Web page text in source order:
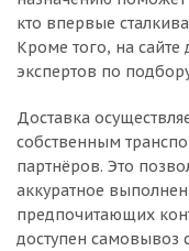
кто впервые
Кроме того, на сайте
экспертов по
Доставка
собственным
партнёров. Это
аккуратное
предпочитающих
доступен самовывоз